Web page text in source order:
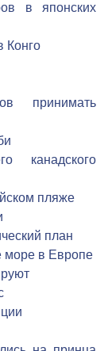
в японских
Конго
принимать
канадского
пляже
план
море в Европе